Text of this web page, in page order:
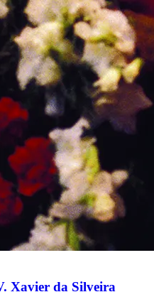
Xavier da Silveira